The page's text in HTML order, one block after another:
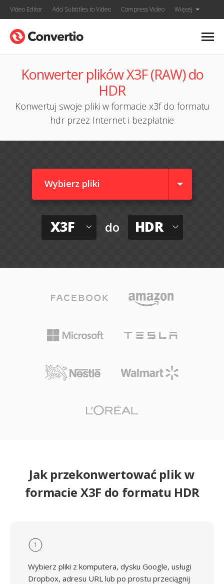
Video Editor Add Subtitles to Video Compress Video Więcej
Konwerter plików X3F (RAW) do
HDR
Konwertuj swoje pliki w formacie x3f do formatu
hdr przez Internet i bezpłatnie
Wybierz pliki
X3F do HDR
Jak przekonwertować plik w
formacie X3F do formatu HDR
1
Wybierz pliki z komputera, dysku Google, usługi
Dropbox, adresu URL lub po prostu przeciągnij